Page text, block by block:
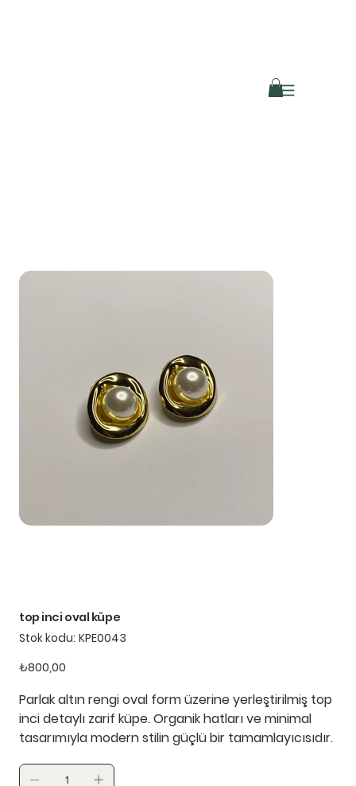
top inci oval küpe
Stok kodu: Stok
kodu:
KPE0043
Fiyat
₺800,00
Parlak altın rengi oval form üzerine yerleştirilmiş top
inci detaylı zarif küpe. Organik hatları ve minimal
tasarımıyla modern stilin güçlü bir tamamlayıcısıdır.